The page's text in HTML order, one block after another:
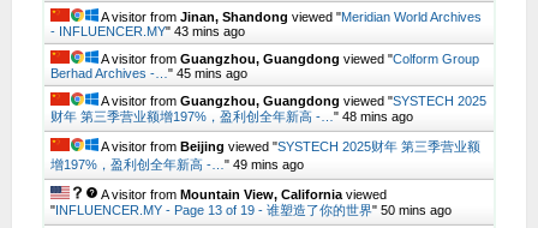
A visitor from Jinan, Shandong viewed "Meridian World Archives
- INFLUENCER.MY" 43 mins ago
A visitor from Guangzhou, Guangdong viewed "Colform Group
Berhad Archives -… " 45 mins ago
A visitor from Guangzhou, Guangdong viewed "SYSTECH 2025
财年 第三季营业额增197%，盈利创全年新高 -… " 48 mins ago
A visitor from Beijing viewed "SYSTECH 2025财年 第三季营业额
增197%，盈利创全年新高 -… " 49 mins ago
A visitor from Mountain View, California viewed
"INFLUENCER.MY - Page 13 of 19 - 谁塑造了你的世界" 50 mins ago